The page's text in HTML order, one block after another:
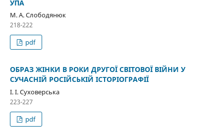
УПА
М. А. Слободянюк
218-222
pdf
ОБРАЗ ЖІНКИ В РОКИ ДРУГОЇ СВІТОВОЇ ВІЙНИ У
СУЧАСНІЙ РОСІЙСЬКІЙ ІСТОРІОГРАФІЇ
І. І. Суховерська
223-227
pdf